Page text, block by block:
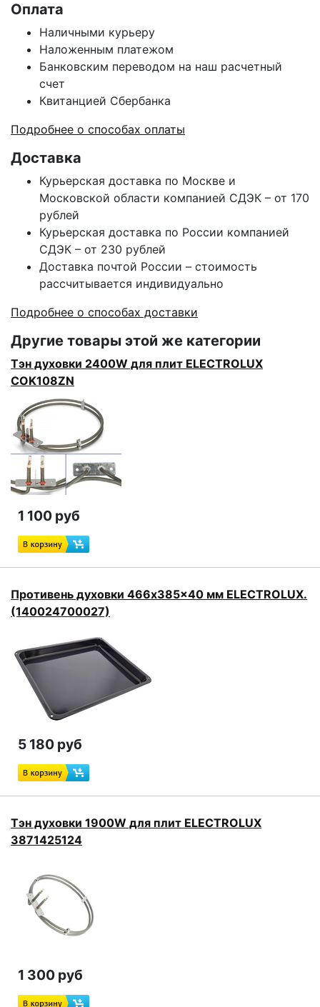
Оплата
Наличными курьеру
Наложенным платежом
Банковским переводом на наш расчетный
счет
Квитанцией Сбербанка
Подробнее о способах оплаты
Доставка
Курьерская доставка по Москве и
Московской области компанией СДЭК – от 170
рублей
Курьерская доставка по России компанией
СДЭК – от 230 рублей
Доставка почтой России – стоимость
рассчитывается индивидуально
Подробнее о способах доставки
Другие товары этой же категории
Тэн духовки 2400W для плит ELECTROLUX
COK108ZN
1 100 руб
Противень духовки 466x385x40 мм ELECTROLUX.
(140024700027)
5 180 руб
Тэн духовки 1900W для плит ELECTROLUX
3871425124
1 300 руб